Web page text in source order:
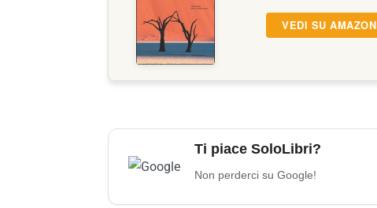
VEDI SU AMAZON
Ti piace SoloLibri?
Non perderci su Google!